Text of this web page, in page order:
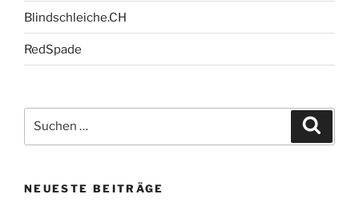
Blindschleiche.CH
RedSpade
nach:
NEUESTE BEITRÄGE